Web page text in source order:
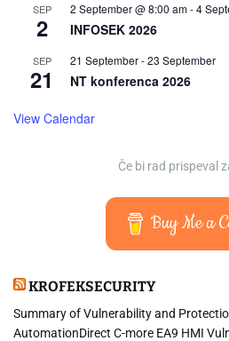
SEP
2
2 September @ 8:00 am-4
INFOSEK 2026
SEP
21
21 September-23 September
NT konferenca 2026
View Calendar
Če bi rad prispeval
Buy Me a
KROFEKSECURITY
Summary of Vulnerability and
AutomationDirect C-more EA9 HMI